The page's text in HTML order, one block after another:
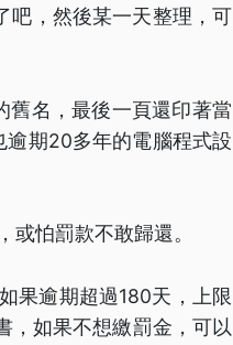
吧，然後某一天整理，可
舊名，最後一頁還印著當
逾期20多年的電腦程式設
怕罰款不敢歸還。
果逾期超過180天，上限
，如果不想繳罰金，可以